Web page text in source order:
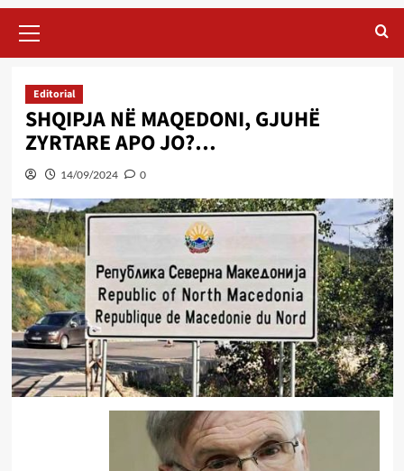
Menu
Editorial
SHQIPJA NË MAQEDONI, GJUHË
ZYRTARE APO JO?…
14/09/2024 0